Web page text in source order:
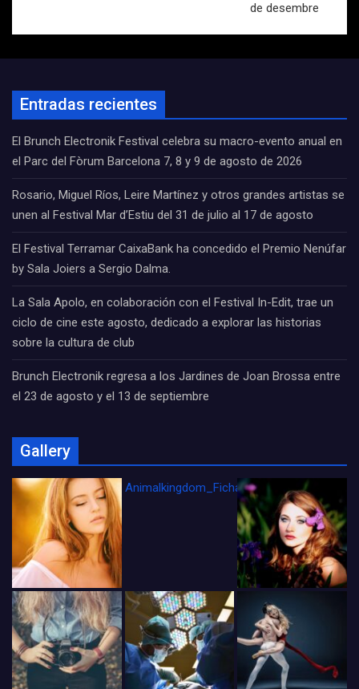
de desembre
Entradas recientes
El Brunch Electronik Festival celebra su macro-evento anual en
el Parc del Fòrum Barcelona 7, 8 y 9 de agosto de 2026
Rosario, Miguel Ríos, Leire Martínez y otros grandes artistas se
unen al Festival Mar d’Estiu del 31 de julio al 17 de agosto
El Festival Terramar CaixaBank ha concedido el Premio Nenúfar
by Sala Joiers a Sergio Dalma.
La Sala Apolo, en colaboración con el Festival In-Edit, trae un
ciclo de cine este agosto, dedicado a explorar las historias
sobre la cultura de club
Brunch Electronik regresa a los Jardines de Joan Brossa entre
el 23 de agosto y el 13 de septiembre
Gallery
Animalkingdom_FichaCine